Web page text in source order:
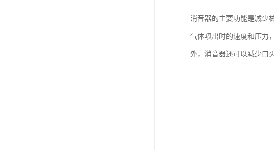
消音器的主要功能是减少
气体喷出时的速度和压力
外，消音器还可以减少口